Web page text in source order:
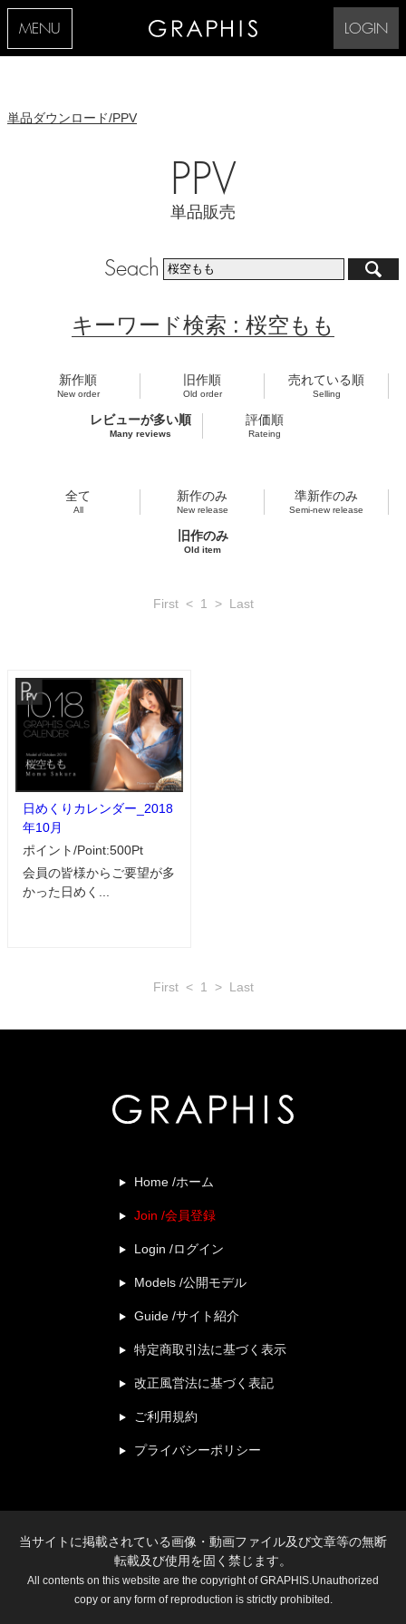
MENU LOGIN
単品ダウンロード/PPV
PPV
単品販売
Seach
キーワード検索 : 桜空もも
新作順
New order
旧作順
Old order
売れている順
Selling
レビューが多い順
Many reviews
評価順
Rateing
全て
All
新作のみ
New release
準新作のみ
Semi-new release
旧作のみ
Old item
First < 1 > Last
日めくりカレンダー_2018
年10月
ポイント/Point:500Pt
会員の皆様からご要望が多
かった日めく...
First < 1 > Last
Home /ホーム
Join /会員登録
Login /ログイン
Models /公開モデル
Guide /サイト紹介
特定商取引法に基づく表示
改正風営法に基づく表記
ご利用規約
プライバシーポリシー
当サイトに掲載されている画像・動画ファイル及び文章等の無断
転載及び使用を固く禁じます。
All contents on this website are the copyright of GRAPHIS.Unauthorized
copy or any form of reproduction is strictly prohibited.